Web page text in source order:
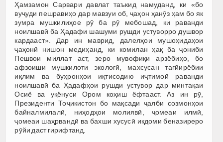
Ҳамзамон Сарвари давлат таъкид намуданд, ки «бо
вуҷуди пешравиҳо дар мавзуи об, ҷаҳон ҳанӯз ҳам бо як
зумра мушкилиҳое рӯ ба рӯ мебошад, ки раванди
ноилшавӣ ба Ҳадафи шашуми рушди устуворро душвор
кардааст». Дар ин маврид, далелҳои мушоҳидаҳои
ҷаҳонӣ нишон медиҳанд, ки комилан ҳақ ба ҷониби
Пешвои миллат аст, зеро мувофиқи арзёбиҳо, бо
афзоиши мушкилоти экологӣ, махсусан тағйирёбии
иқлим ва буҳронҳои иқтисодию иҷтимоӣ раванди
ноилшавӣ ба Ҳадафҳои рушди устувор дар минтақаи
Осиё ва уқёнуси Ором коҳиш ёфтааст. Аз ин рӯ,
Президенти Тоҷикистон бо мақсади ҷалби созмонҳои
байналмилалӣ, ниҳодҳои молиявӣ, ҷомеаи илмӣ,
ҷомеаи шаҳрвандӣ ва бахши хусусӣ иқдоми беназиреро
рӯйи даст гирифтанд.